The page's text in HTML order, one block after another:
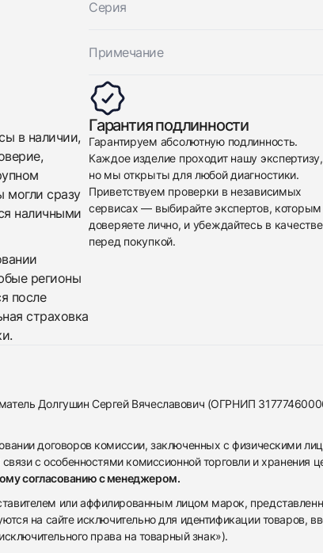
Серия
Примечание
в наличии,
сразу
наличными
регионы
после
страховка
Гарантия подлинности
Гарантируем абсолютную подлинность.
Каждое изделие проходит нашу экспертизу,
но мы открыты для любой диагностики.
Приветствуем проверки в независимых
сервисах — выбирайте экспертов, которым
доверяете лично, и убеждайтесь в качестве
перед покупкой.
Долгушин Сергей Вячеславович (ОГРНИП
договоров комиссии, заключенных с физическими
с особенностями комиссионной торговли и хранения
согласованию с менеджером.
или аффилированным лицом марок,
на сайте исключительно для идентификации товаров,
права на товарный знак»).